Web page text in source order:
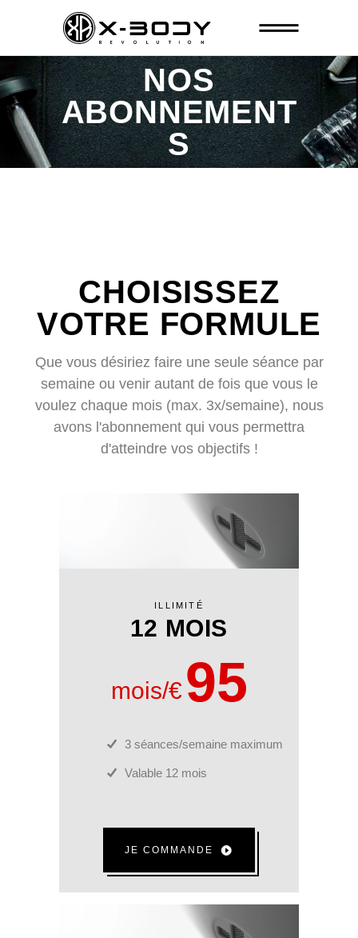
NOS
ABONNEMENT
S
CHOISISSEZ
VOTRE FORMULE
Que vous désiriez faire une seule séance par
semaine ou venir autant de fois que vous le
voulez chaque mois (max. 3x/semaine), nous
avons l'abonnement qui vous permettra
d'atteindre vos objectifs !
ILLIMITÉ
12 MOIS
mois/€95
3 séances/semaine maximum
Valable 12 mois
JE COMMANDE